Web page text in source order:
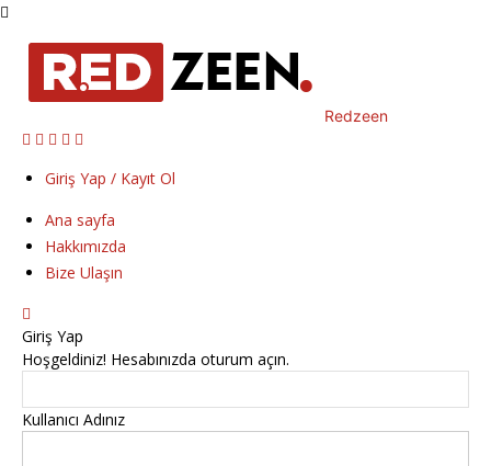
Redzeen
Giriş Yap / Kayıt Ol
Ana sayfa
Hakkımızda
Bize Ulaşın
Giriş Yap
Hoşgeldiniz! Hesabınızda oturum açın.
Kullanıcı Adınız